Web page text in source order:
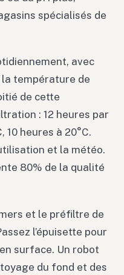
spécialisés de
avec
température de
de cette
: 12 heures par
10 heures à 20°C.
et la météo.
80% de la qualité
et le préfiltre de
l’épuisette pour
surface. Un robot
du fond et des